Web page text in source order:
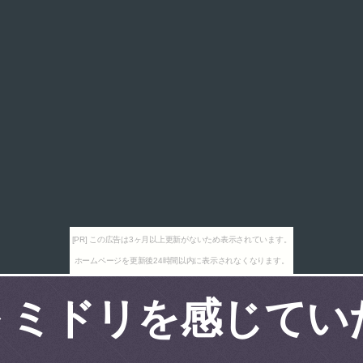
[PR] この広告は3ヶ月以上更新がないため表示されています。
ホームページを更新後24時間以内に表示されなくなります。
ドリを感じてい